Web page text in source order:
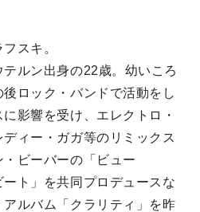
スキ。
ルン出身の22歳。幼いころ
ロック・バンドで活動をし
影響を受け、エレクトロ・
ィー・ガガ等のリミックス
ビーバーの「ビュー
ト」を共同プロデュースな
ルバム「クラリティ」を昨